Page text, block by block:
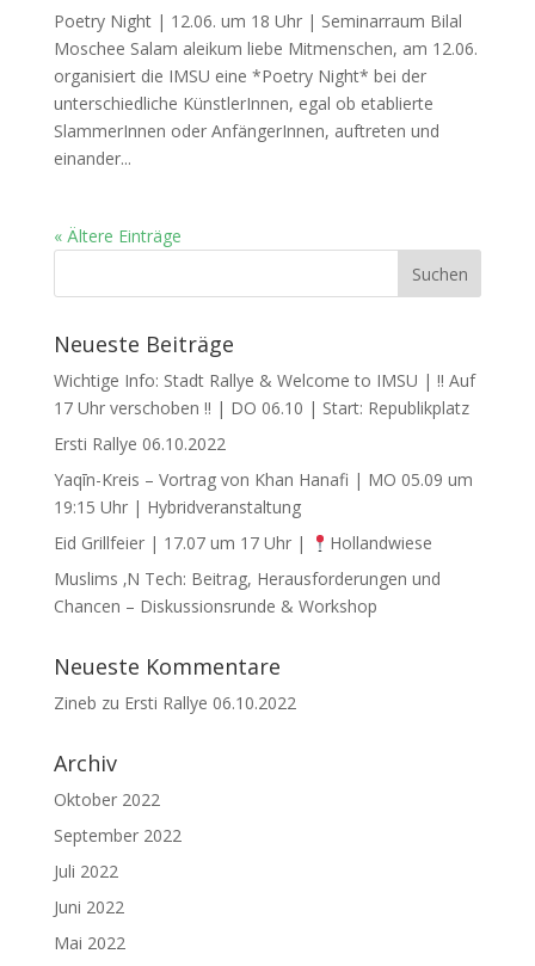
Poetry Night | 12.06. um 18 Uhr | Seminarraum Bilal
Moschee Salam aleikum liebe Mitmenschen, am 12.06.
organisiert die IMSU eine *Poetry Night* bei der
unterschiedliche KünstlerInnen, egal ob etablierte
SlammerInnen oder AnfängerInnen, auftreten und
einander...
« Ältere Einträge
Neueste Beiträge
Wichtige Info: Stadt Rallye & Welcome to IMSU | !! Auf
17 Uhr verschoben !! | DO 06.10 | Start: Republikplatz
Ersti Rallye 06.10.2022
Yaqīn-Kreis – Vortrag von Khan Hanafi | MO 05.09 um
19:15 Uhr | Hybridveranstaltung
Eid Grillfeier | 17.07 um 17 Uhr |
Hollandwiese
Muslims ‚N Tech: Beitrag, Herausforderungen und
Chancen – Diskussionsrunde & Workshop
Neueste Kommentare
Zineb zu Ersti Rallye 06.10.2022
Archiv
Oktober 2022
September 2022
Juli 2022
Juni 2022
Mai 2022